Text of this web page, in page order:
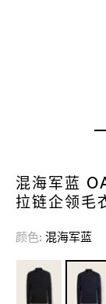
混海军蓝
拉链企领毛
颜色 混海军蓝